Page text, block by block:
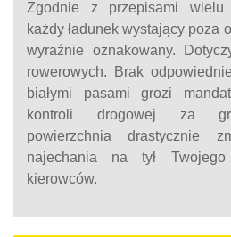
Zgodnie z przepisami wielu
każdy ładunek wystający poza
wyraźnie oznakowany.
rowerowych. Brak
białymi pasami grozi
kontroli drogowej za
powierzchnia drastycznie
najechania na tył
kierowców.